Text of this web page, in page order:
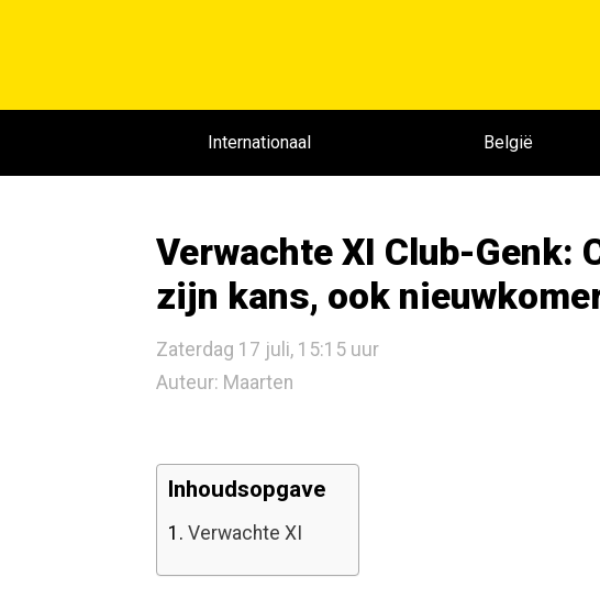
Internationaal België
Verwachte XI Club-
zijn kans, ook
Zaterdag 17 juli, 15:15 uur
Auteur: Maarten
Inhoudsopgave
1. Verwachte XI